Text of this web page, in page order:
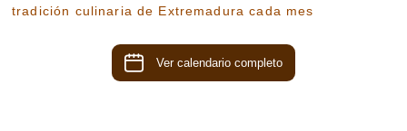
tradición culinaria de Extremadura cada mes
Ver calendario completo